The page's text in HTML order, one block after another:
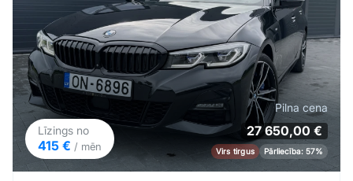
Līzings no
415 € / mēn
Pilna cena
27 650,00 €
Virs tirgus Pārliecība: 57%